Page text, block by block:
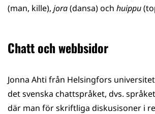
(man, kille), jora(dansa) och huippu
Chatt och webbsidor
Jonna Ahti från Helsingfors
det svenska chattspråket, dvs.
där man för skriftliga diskusisoner i